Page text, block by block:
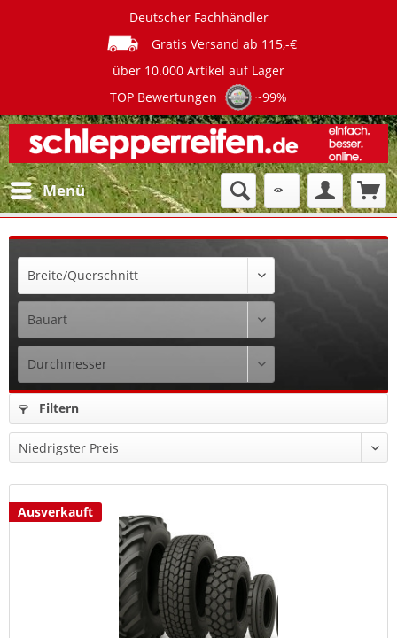
Deutscher Fachhändler
Gratis Versand ab 115,-€
über 10.000 Artikel auf Lager
TOP Bewertungen
~99%
Menü
Filtern
Ausverkauft